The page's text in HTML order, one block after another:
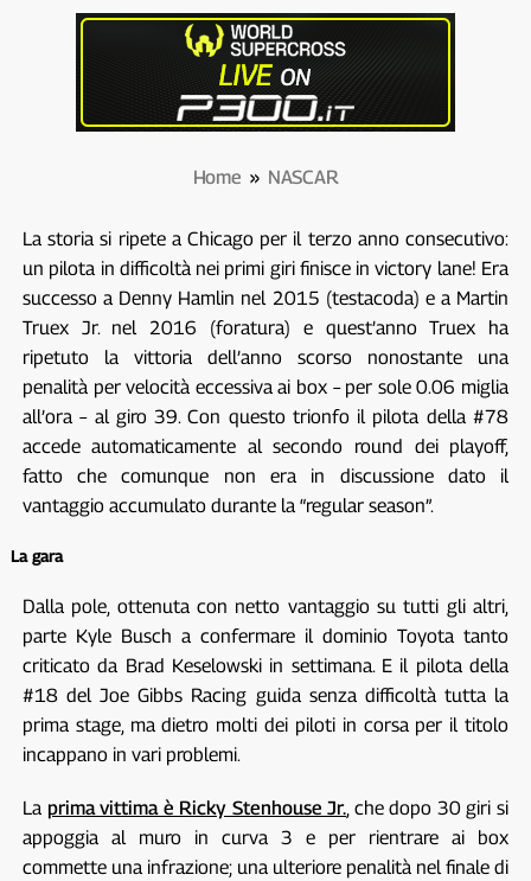
Home » NASCAR
La storia si ripete a Chicago per il terzo anno consecutivo:
un pilota in difficoltà nei primi giri finisce in victory lane! Era
successo a Denny Hamlin nel 2015 (testacoda) e a Martin
Truex Jr. nel 2016 (foratura) e quest’anno Truex ha
ripetuto la vittoria dell’anno scorso nonostante una
penalità per velocità eccessiva ai box – per sole 0.06 miglia
all’ora – al giro 39. Con questo trionfo il pilota della #78
accede automaticamente al secondo round dei playoff,
fatto che comunque non era in discussione dato il
vantaggio accumulato durante la “regular season”.
La gara
Dalla pole, ottenuta con netto vantaggio su tutti gli altri,
parte Kyle Busch a confermare il dominio Toyota tanto
criticato da Brad Keselowski in settimana. E il pilota della
#18 del Joe Gibbs Racing guida senza difficoltà tutta la
prima stage, ma dietro molti dei piloti in corsa per il titolo
incappano in vari problemi.
La prima vittima è Ricky Stenhouse Jr., che dopo 30 giri si
appoggia al muro in curva 3 e per rientrare ai box
commette una infrazione; una ulteriore penalità nel finale di